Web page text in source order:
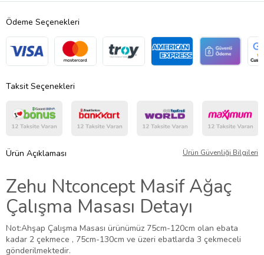
Ödeme Seçenekleri
Taksit Seçenekleri
Ürün Açıklaması Ürün Güvenliği Bilgileri
Zehu Ntconcept Masif Ağaç
Çalışma Masası Detayı
Not:Ahşap Çalışma Masası ürünümüz 75cm-120cm olan ebata
kadar 2 çekmece , 75cm-130cm ve üzeri ebatlarda 3 çekmeceli
gönderilmektedir.